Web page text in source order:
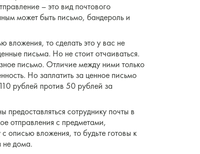
– это вид почтового
может быть письмо, бандероль и
вложения, то сделать это у вас не
письма. Но не стоит отчаиваться.
письмо. Отличие между ними только
Но заплатить за ценное письмо
рублей против 50 рублей за
сотруднику почты в
отправления с предметами,
описью вложения, то будьте готовы к
не дома.